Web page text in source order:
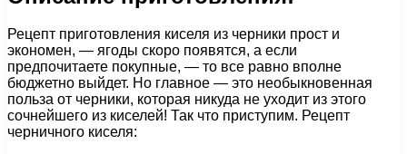
Рецепт приготовления киселя из черники прост и
экономен, — ягоды скоро появятся, а если
предпочитаете покупные, — то все равно вполне
бюджетно выйдет. Но главное — это необыкновенная
польза от черники, которая никуда не уходит из этого
сочнейшего из киселей! Так что приступим. Рецепт
черничного киселя: